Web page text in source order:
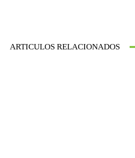
ARTICULOS RELACIONADOS